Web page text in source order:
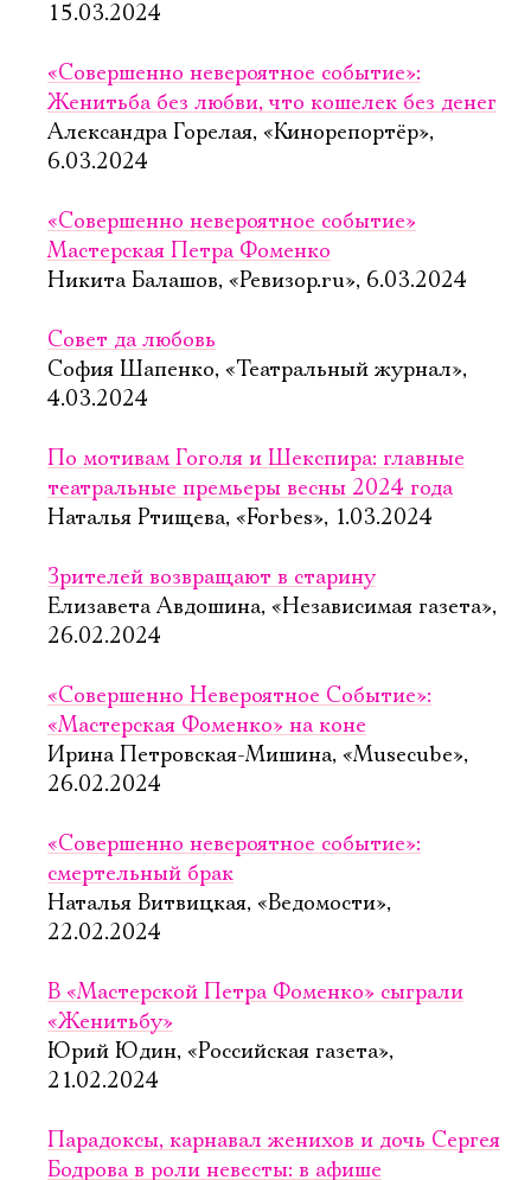
15.03.2024
«Совершенно невероятное событие»:
Женитьба без любви, что кошелек без денег
Александра Горелая, «Кинорепортёр»,
6.03.2024
«Совершенно невероятное событие»
Мастерская Петра Фоменко
Никита Балашов, «Ревизор.ru», 6.03.2024
Совет да любовь
София Шапенко, «Театральный журнал»,
4.03.2024
По мотивам Гоголя и Шекспира: главные
театральные премьеры весны 2024 года
Наталья Ртищева, «Forbes», 1.03.2024
Зрителей возвращают в старину
Елизавета Авдошина, «Независимая газета»,
26.02.2024
«Совершенно Невероятное Событие»:
«Мастерская Фоменко» на коне
Ирина Петровская-Мишина, «Musecube»,
26.02.2024
«Совершенно невероятное событие»:
смертельный брак
Наталья Витвицкая, «Ведомости»,
22.02.2024
В «Мастерской Петра Фоменко» сыграли
«Женитьбу»
Юрий Юдин, «Российская газета»,
21.02.2024
Парадоксы, карнавал женихов и дочь Сергея
Бодрова в роли невесты: в афише